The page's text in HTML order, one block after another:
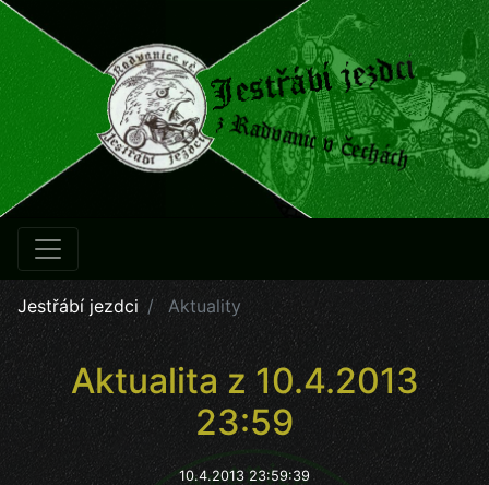
Jestřábí jezdci Aktuality
Aktualita z 10.4.2013
23:59
10.4.2013 23:59:39